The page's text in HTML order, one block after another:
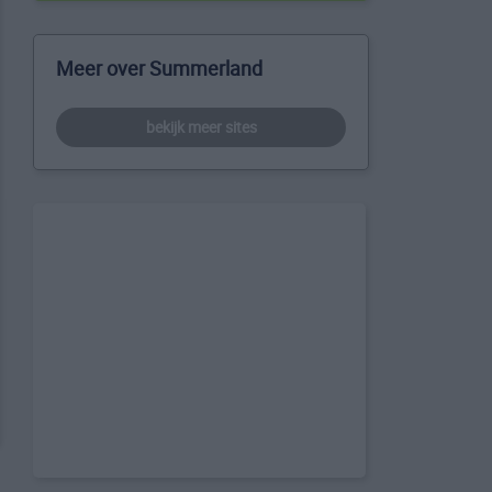
Meer over Summerland
bekijk meer sites